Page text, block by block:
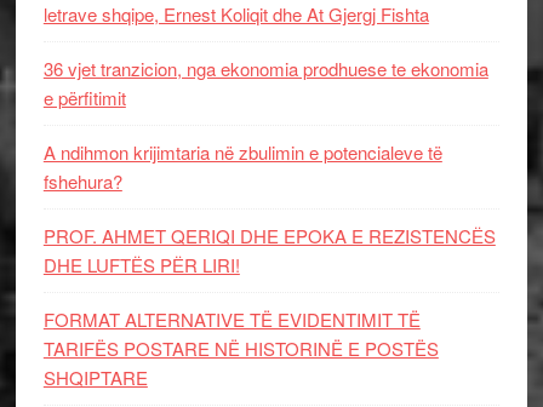
letrave shqipe, Ernest Koliqit dhe At Gjergj Fishta
36 vjet tranzicion, nga ekonomia prodhuese te ekonomia
e përfitimit
A ndihmon krijimtaria në zbulimin e potencialeve të
fshehura?
PROF. AHMET QERIQI DHE EPOKA E REZISTENCЁS
DHE LUFTЁS PЁR LIRI!
FORMAT ALTERNATIVE TË EVIDENTIMIT TË
TARIFËS POSTARE NË HISTORINË E POSTËS
SHQIPTARE